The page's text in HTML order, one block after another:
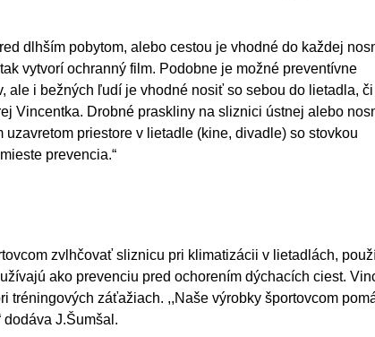
dlhším pobytom, alebo cestou je vhodné do každej
vytvorí ochranný film. Podobne je možné preventívne
ale i bežných ľudí je vhodné nosiť so sebou do lietadla,
Vincentka. Drobné praskliny na sliznici ústnej alebo
priestore v lietadle (kine, divadle) so stovkou
prevencia.“
zvlhčovať sliznicu pri klimatizácii v lietadlách,
ako prevenciu pred ochorením dýchacích ciest.
tréningových záťažiach. ,,Naše výrobky športovcom
J.Šumšal.